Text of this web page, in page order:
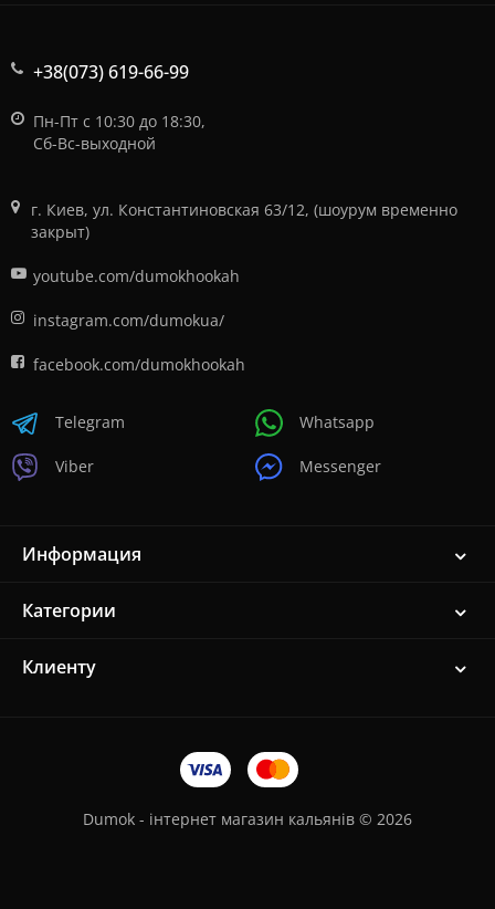
+38(073) 619-66-99
Пн-Пт с 10:30 до 18:30,
Сб-Вс-выходной
г. Киев, ул. Константиновская 63/12, (шоурум временно
закрыт)
youtube.com/dumokhookah
instagram.com/dumokua/
facebook.com/dumokhookah
Telegram
Viber
Whatsapp
Messenger
Информация
Категории
Клиенту
Dumok - інтернет магазин кальянів © 2026